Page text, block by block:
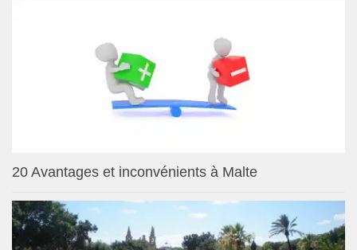
20 Avantages et inconvénients à Malte